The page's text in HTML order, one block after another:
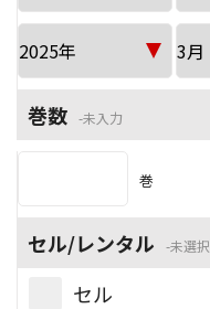
巻数 未入力
巻
セル/レンタル 未選択
セル